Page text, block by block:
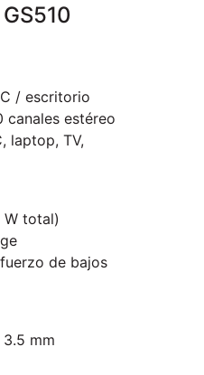
/ escritorio
canales estéreo
laptop, TV,
W total)
de bajos
mm